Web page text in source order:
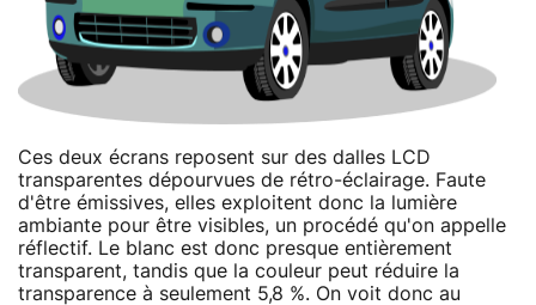
Ces deux écrans reposent sur des dalles LCD
transparentes dépourvues de rétro-éclairage. Faute
d'être émissives, elles exploitent donc la lumière
ambiante pour être visibles, un procédé qu'on appelle
réflectif. Le blanc est donc presque entièrement
transparent, tandis que la couleur peut réduire la
transparence à seulement 5,8 %. On voit donc au